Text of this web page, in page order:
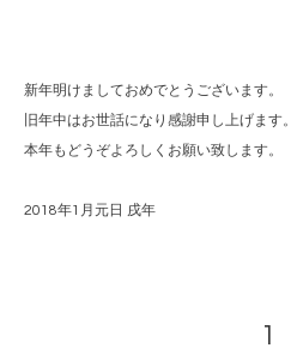
新年明けましておめでとうございます。
旧年中はお世話になり感謝申し上げます。
本年もどうぞよろしくお願い致します。
2018年1月元日 戌年
1